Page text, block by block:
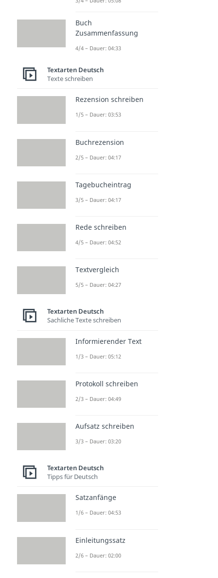
Buch
Zusammenfassung
4/4 – Dauer: 04:33
Textarten Deutsch
Texte schreiben
Rezension schreiben
1/5 – Dauer: 03:53
Buchrezension
2/5 – Dauer: 04:17
Tagebucheintrag
3/5 – Dauer: 04:17
Rede schreiben
4/5 – Dauer: 04:52
Textvergleich
5/5 – Dauer: 04:27
Textarten Deutsch
Sachliche Texte schreiben
Informierender Text
1/3 – Dauer: 05:12
Protokoll schreiben
2/3 – Dauer: 04:49
Aufsatz schreiben
3/3 – Dauer: 03:20
Textarten Deutsch
Tipps für Deutsch
Satzanfänge
1/6 – Dauer: 04:53
Einleitungssatz
2/6 – Dauer: 02:00